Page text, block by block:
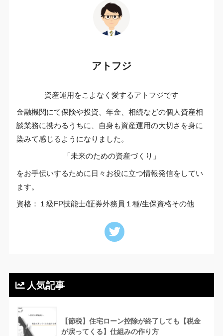
アトフジ
資産運用をこよなく愛するアトフジです
金融機関にて保険や投資、年金、相続などの個人資産相
談業務に携わるうちに、自身も資産運用の大切さを身に
染みて感じるようになりました。
「未来のための資産づくり」
をお手伝いするために日々お役に立つ情報発信をしてい
ます。
資格：１級FP技能士/証券外務員１種/生保資格その他
人気記事
【節税】住宅ローン控除が終了しても【税金
が戻ってくる】仕組みの作り方